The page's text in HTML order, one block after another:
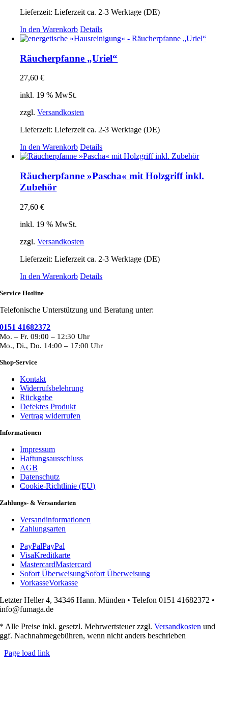
Lieferzeit:Lieferzeit ca. 2-3 Werktage (DE)
In den Warenkorb Details
Räucherpfanne „Uriel“
27,60€
inkl. 19 % MwSt.
zzgl.Versandkosten
Lieferzeit:Lieferzeit ca. 2-3 Werktage (DE)
In den Warenkorb Details
Räucherpfanne »Pascha« mit Holzgriff inkl.
Zubehör
27,60€
inkl. 19 % MwSt.
zzgl.Versandkosten
Lieferzeit:Lieferzeit ca. 2-3 Werktage (DE)
In den Warenkorb Details
Service Hotline
Telefonische Unterstützung und Beratung unter:
0151 41682372
Mo. – Fr. 09:00 – 12:30 Uhr
Mo., Di., Do. 14:00 – 17:00 Uhr
Shop-Service
Kontakt
Widerrufsbelehrung
Rückgabe
Defektes Produkt
Vertrag widerrufen
Informationen
Impressum
Haftungsausschluss
AGB
Datenschutz
Cookie-Richtlinie (EU)
Zahlungs- & Versandarten
Versandinformationen
Zahlungsarten
PayPalPayPal
VisaKreditkarte
MastercardMastercard
Sofort ÜberweisungSofort Überweisung
VorkasseVorkasse
Letzter Heller 4, 34346 Hann. Münden • Telefon 0151 41682372 •
info@fumaga.de
* Alle Preise inkl. gesetzl. Mehrwertsteuer zzgl.Versandkosten und
ggf. Nachnahmegebühren, wenn nicht anders beschrieben
Page load link